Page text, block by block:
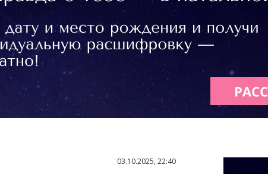
03.10.2025, 22:40